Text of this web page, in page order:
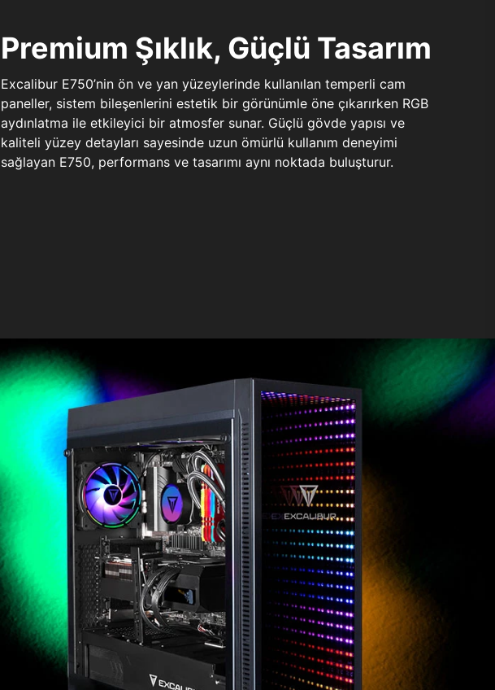
Premium Şıklık, Güçlü Tasarım
Excalibur E750’nin ön ve yan yüzeylerinde kullanılan temperli cam
paneller, sistem bileşenlerini estetik bir görünümle öne çıkarırken RGB
aydınlatma ile etkileyici bir atmosfer sunar. Güçlü gövde yapısı ve
kaliteli yüzey detayları sayesinde uzun ömürlü kullanım deneyimi
sağlayan E750, performans ve tasarımı aynı noktada buluşturur.